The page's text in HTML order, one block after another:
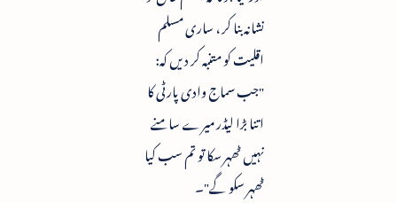
نشانہ بنا کر ، ساری مسلم
اقلیت کو متنبہ کر دیں کہ:
"جب سماج وادی پارٹی کا
اتنا بڑا لیڈر میرے سامنے
نہیں ٹھہر سکا تو تم سب کیا
ٹھہر سکو گے"۔